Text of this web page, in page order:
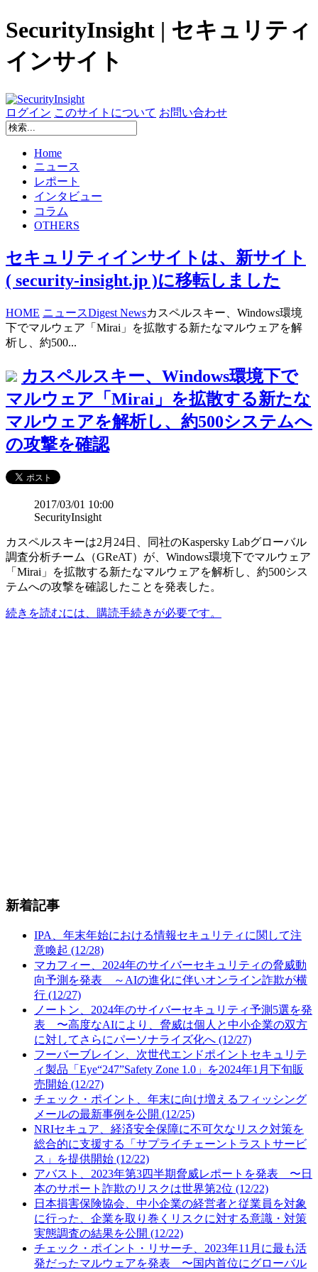
SecurityInsight | セキュリティ
インサイト
ログイン このサイトについて お問い合わせ
Home
ニュース
レポート
インタビュー
コラム
OTHERS
セキュリティインサイトは、新サイト
( security-insight.jp )に移転しました
HOME ニュースDigest Newsカスペルスキー、Windows環境
下でマルウェア「Mirai」を拡散する新たなマルウェアを解
析し、約500...
カスペルスキー、Windows環境下で
マルウェア「Mirai」を拡散する新たな
マルウェアを解析し、約500システムへ
の攻撃を確認
2017/03/01 10:00
SecurityInsight
カスペルスキーは2月24日、同社のKaspersky Labグローバル
調査分析チーム（GReAT）が、Windows環境下でマルウェア
「Mirai」を拡散する新たなマルウェアを解析し、約500シス
テムへの攻撃を確認したことを発表した。
続きを読むには、購読手続きが必要です。
新着記事
IPA、年末年始における情報セキュリティに関して注
意喚起 (12/28)
マカフィー、2024年のサイバーセキュリティの脅威動
向予測を発表 ～AIの進化に伴いオンライン詐欺が横
行 (12/27)
ノートン、2024年のサイバーセキュリティ予測5選を発
表 〜高度なAIにより、脅威は個人と中小企業の双方
に対してさらにパーソナライズ化へ (12/27)
フーバーブレイン、次世代エンドポイントセキュリテ
ィ製品「Eye“247”Safety Zone 1.0」を2024年1月下旬販
売開始 (12/27)
チェック・ポイント、年末に向け増えるフィッシング
メールの最新事例を公開 (12/25)
NRIセキュア、経済安全保障に不可欠なリスク対策を
総合的に支援する「サプライチェーントラストサービ
ス」を提供開始 (12/22)
アバスト、2023年第3四半期脅威レポートを発表 〜日
本のサポート詐欺のリスクは世界第2位 (12/22)
日本損害保険協会、中小企業の経営者と従業員を対象
に行った、企業を取り巻くリスクに対する意識・対策
実態調査の結果を公開 (12/22)
チェック・ポイント・リサーチ、2023年11月に最も活
発だったマルウェアを発表 〜国内首位にグローバル